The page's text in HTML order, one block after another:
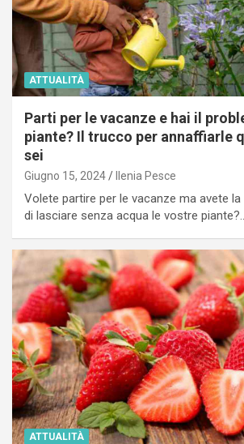
ATTUALITÀ
Parti per le vacanze e hai il
piante? Il trucco per annaffiarle
sei
Giugno 15, 2024 Ilenia Pesce
Volete partire per le vacanze ma avete
di lasciare senza acqua le vostre
ATTUALITÀ